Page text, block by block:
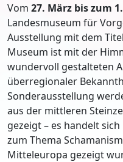
Vom 27. März bis zum
Landesmuseum für
Ausstellung mit dem Titel
Museum ist mit der
wundervoll gestalteten
überregionaler
Sonderausstellung
aus der mittleren
gezeigt – es handelt
zum Thema
Mitteleuropa gezeigt